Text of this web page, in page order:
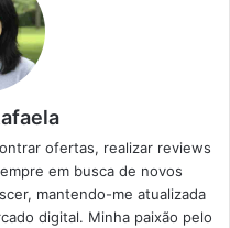
ofertas, realizar reviews
em busca de novos
mantendo-me atualizada
digital. Minha paixão pelo